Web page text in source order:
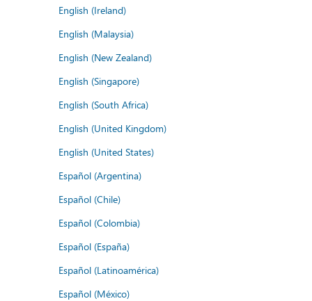
English (Ireland)
English (Malaysia)
English (New Zealand)
English (Singapore)
English (South Africa)
English (United Kingdom)
English (United States)
Español (Argentina)
Español (Chile)
Español (Colombia)
Español (España)
Español (Latinoamérica)
Español (México)